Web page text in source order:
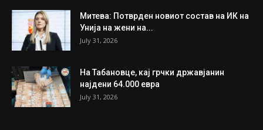
Митева: Потврден новиот состав на ИК на
Унија на жени на...
July 31, 2026
На Табановце, кај грчки државјанин
најдени 64.000 евра
July 31, 2026